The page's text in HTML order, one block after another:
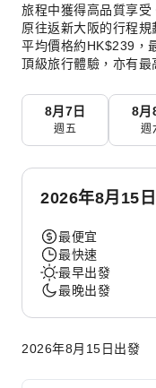
旅程中獲得高品質享
原往返新大阪的行程規
平均價格約HK$239，
頂級旅行體驗，亦有最
8月7日
週五
8月
週
2026年8月15
最便宜
最快速
最早出發
最晚出發
2026年8月15日出發